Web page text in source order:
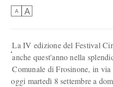
A A
La IV edizione del Festival
anche quest'anno nella
Comunale di Frosinone, in
oggi martedì 8 settembre a